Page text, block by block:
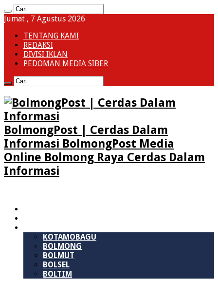
Jumat , 7 Agustus 2026
TENTANG KAMI
REDAKSI
DIVISI IKLAN
PEDOMAN MEDIA SIBER
BolmongPost | Cerdas Dalam
Informasi BolmongPost Media
Online Bolmong Raya Cerdas Dalam
Informasi
KOTAMOBAGU
BOLMONG
BOLMUT
BOLSEL
BOLTIM